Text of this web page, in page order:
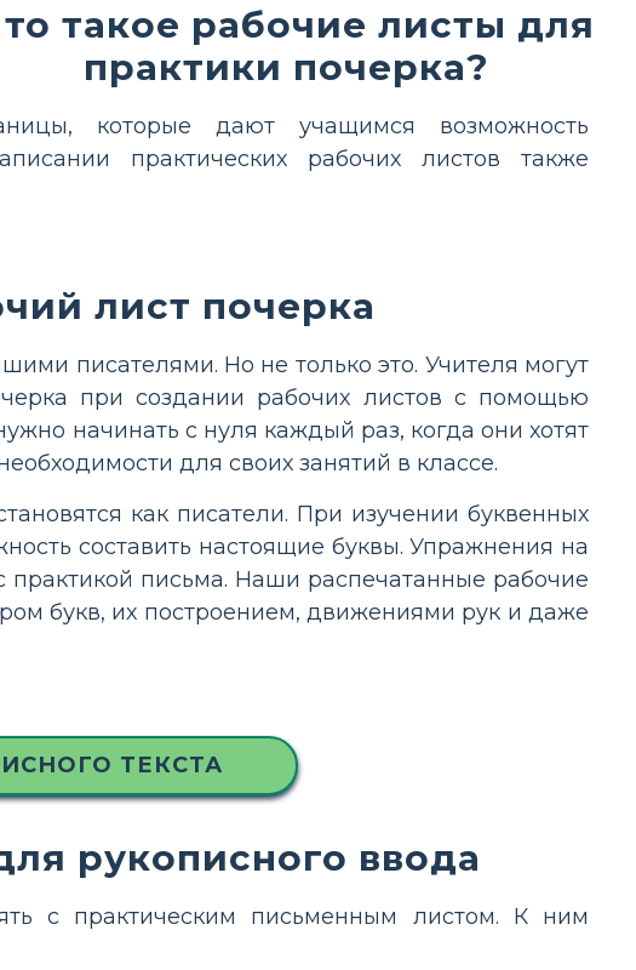
такое рабочие листы для
практики почерка?
которые дают учащимся возможность
практических рабочих листов также
лист почерка
писателями. Но не только это. Учителя могут
при создании рабочих листов с помощью
начинать с нуля каждый раз, когда они хотят
для своих занятий в классе.
как писатели. При изучении буквенных
составить настоящие буквы. Упражнения на
письма. Наши распечатанные рабочие
букв, их построением, движениями рук и даже
ТЕКСТА
рукописного ввода
с практическим письменным листом. К ним